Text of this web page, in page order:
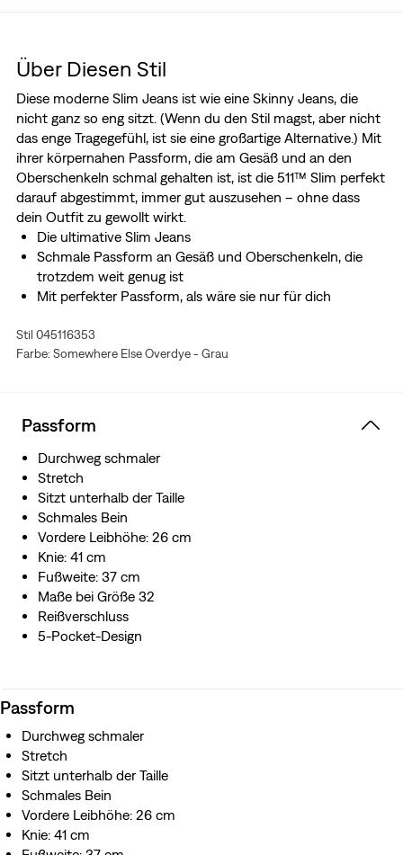
Über Diesen Stil
Diese moderne Slim Jeans ist wie eine Skinny Jeans, die
nicht ganz so eng sitzt. (Wenn du den Stil magst, aber nicht
das enge Tragegefühl, ist sie eine großartige Alternative.) Mit
ihrer körpernahen Passform, die am Gesäß und an den
Oberschenkeln schmal gehalten ist, ist die 511™ Slim perfekt
darauf abgestimmt, immer gut auszusehen – ohne dass
dein Outfit zu gewollt wirkt.
Die ultimative Slim Jeans
Schmale Passform an Gesäß und Oberschenkeln, die
trotzdem weit genug ist
Mit perfekter Passform, als wäre sie nur für dich
Mit unserer berühmten Arcuate-Bogennaht
Hergestellt aus Levi's® Ease, einer Mischung aus
Vintage Levi's®
Wasser für alle: Dieses Kleidungsstück wurde mit
recyceltem Wasser hergestellt. Auf diese Weise können
wir unseren Verbrauch dieser endlichen Ressource
reduzieren.
Stil 045116353
Farbe: Somewhere Else Overdye - Grau
Passform
Durchweg schmaler
Stretch
Sitzt unterhalb der Taille
Schmales Bein
Vordere Leibhöhe: 26 cm
Knie: 41 cm
Fußweite: 37 cm
Maße bei Größe 32
Reißverschluss
5-Pocket-Design
Passform
Durchweg schmaler
Stretch
Sitzt unterhalb der Taille
Schmales Bein
Vordere Leibhöhe: 26 cm
Knie: 41 cm